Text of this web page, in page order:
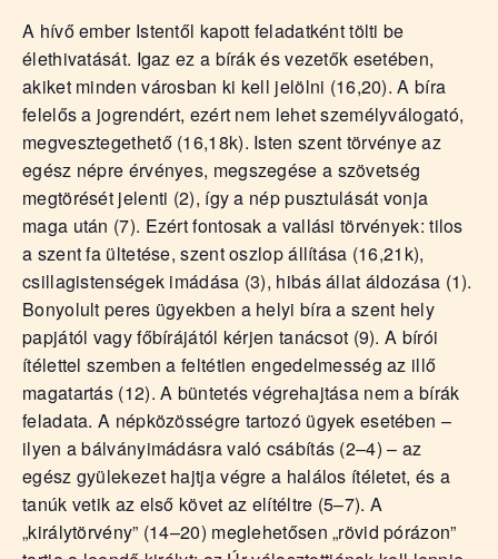
A hívő ember Istentől kapott feladatként tölti be
élethivatását. Igaz ez a bírák és vezetők esetében,
akiket minden városban ki kell jelölni (16,20). A bíra
felelős a jogrendért, ezért nem lehet személyválogató,
megvesztegethető (16,18k). Isten szent törvénye az
egész népre érvényes, megszegése a szövetség
megtörését jelenti (2), így a nép pusztulását vonja
maga után (7). Ezért fontosak a vallási törvények: tilos
a szent fa ültetése, szent oszlop állítása (16,21k),
csillagistenségek imádása (3), hibás állat áldozása (1).
Bonyolult peres ügyekben a helyi bíra a szent hely
papjától vagy főbírájától kérjen tanácsot (9). A bírói
ítélettel szemben a feltétlen engedelmesség az illő
magatartás (12). A büntetés végrehajtása nem a bírák
feladata. A népközösségre tartozó ügyek esetében –
ilyen a bálványimádásra való csábítás (2–4) – az
egész gyülekezet hajtja végre a halálos ítéletet, és a
tanúk vetik az első követ az elítéltre (5–7). A
„királytörvény” (14–20) meglehetősen „rövid pórázon”